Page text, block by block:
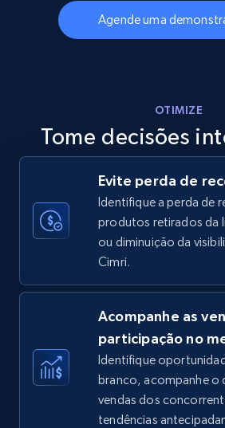
URL, Final price, Sku, Currency, Gtin,
Specifications, Image urls, Top
using sku numbers
URL, Final price, Sku, Currency,
Specifications, Image urls, Top
5.6K+ 875+
TikTok Shop
URL, Title, Available, Description,
price, Final price, Discount
Agende uma
OTIMIZE
Tome decisões
Evite perda de
Identifique a perda de
produtos retirados da
ou diminuição da
Cimri.
Acompanhe as
participação no
Identifique
branco, acompanhe o
vendas dos
tendências